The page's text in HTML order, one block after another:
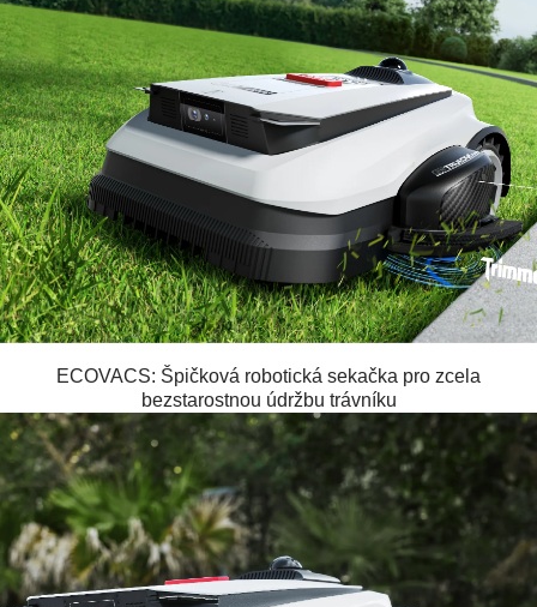
ECOVACS: Špičková robotická sekačka pro zcela
bezstarostnou údržbu trávníku